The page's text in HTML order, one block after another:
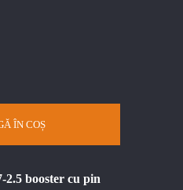
ÎN COȘ
booster cu pin